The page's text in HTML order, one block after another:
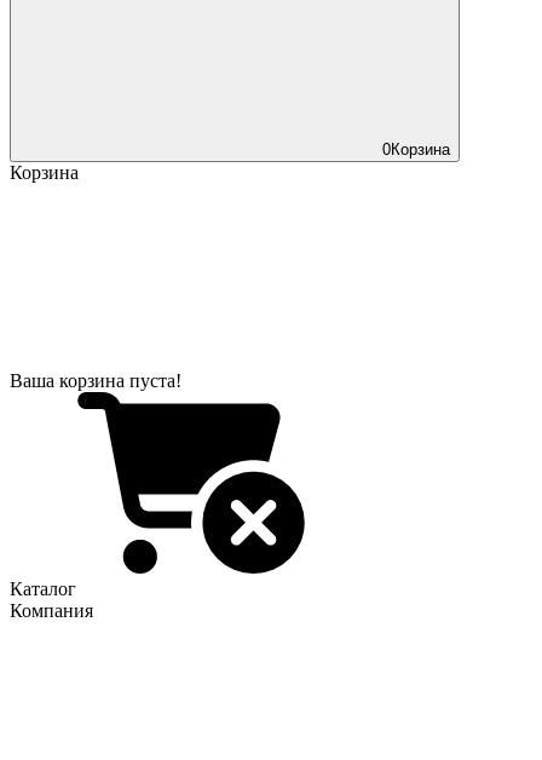
0Корзина
Корзина
Ваша корзина пуста!
Каталог
Компания